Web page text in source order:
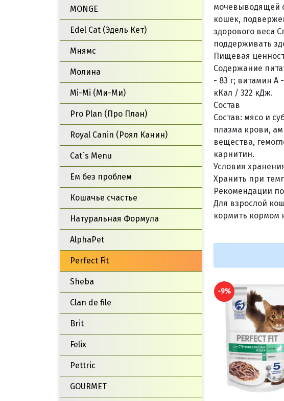
MONGE
Edel Cat (Эдель Кет)
Мнямс
Молина
Mi-Mi (Ми-Ми)
Pro Plan (Про План)
Royal Canin (Роял Канин)
Cat`s Menu
Ем без проблем
Кошачье счастье
Натуральная Формула
AlphaPet
Perfect Fit
Sheba
Clan de file
Brit
Felix
Pettric
GOURMET
мочевыводящей
кошек,
здорового веса
поддерживать
Пищевая
Содержание
- 83 г; витамин А
кКал / 322 кДж.
Состав
Состав: мясо и
плазма крови,
вещества,
карнитин.
Условия
Хранить при
Рекомендации
Для взрослой
кормить кормом
-9%